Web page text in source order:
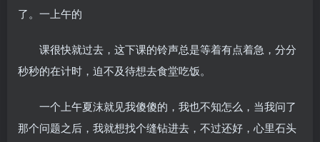
了。一上午的
课很快就过去，这下课的铃声总是等着有点着急，分分
秒秒的在计时，迫不及待想去食堂吃饭。
一个上午夏沫就见我傻傻的，我也不知怎么，当我问了
那个问题之后，我就想找个缝钻进去，不过还好，心里石头